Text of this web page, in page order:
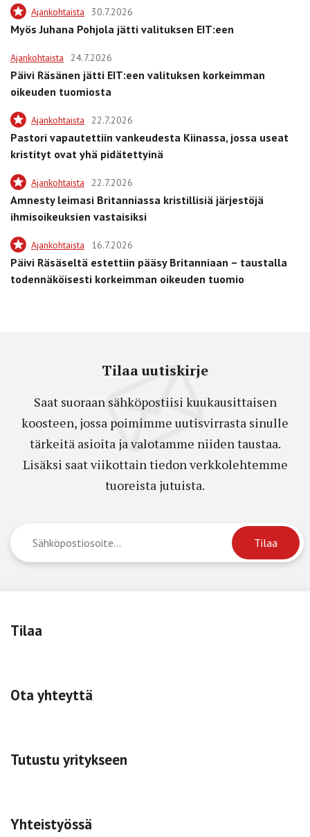
Ajankohtaista 30.7.2026
Myös Juhana Pohjola jätti valituksen EIT:een
Ajankohtaista 24.7.2026
Päivi Räsänen jätti EIT:een valituksen korkeimman
oikeuden tuomiosta
Ajankohtaista 22.7.2026
Pastori vapautettiin vankeudesta Kiinassa, jossa useat
kristityt ovat yhä pidätettyinä
Ajankohtaista 22.7.2026
Amnesty leimasi Britanniassa kristillisiä järjestöjä
ihmisoikeuksien vastaisiksi
Ajankohtaista 16.7.2026
Päivi Räsäseltä estettiin pääsy Britanniaan – taustalla
todennäköisesti korkeimman oikeuden tuomio
Tilaa uutiskirje
Saat suoraan sähköpostiisi kuukausittaisen
koosteen, jossa poimimme uutisvirrasta sinulle
tärkeitä asioita ja valotamme niiden taustaa.
Lisäksi saat viikottain tiedon verkkolehtemme
tuoreista jutuista.
Tilaa
Ota yhteyttä
Tutustu yritykseen
Yhteistyössä